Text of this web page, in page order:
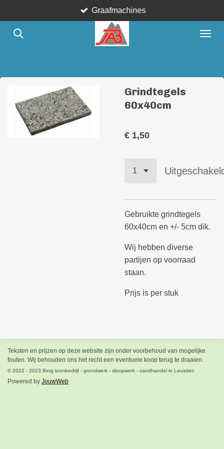
direct
naar
Graafmachines
Grindtegels
60x40cm
€ 1,50
Gebruikte grindtegels
60x40cm en +/- 5cm dik.
Wij hebben diverse
partijen op voorraad
staan.
Prijs is per stuk
Teksten en prijzen op deze website zijn onder voorbehoud van mogelijke
fouten. Wij behouden ons het recht een eventuele koop terug te draaien.
© 2022 - 2023 Berg loonbedrijf - grondwerk - sloopwerk - zandhandel in Leusden
Powered by JouwWeb